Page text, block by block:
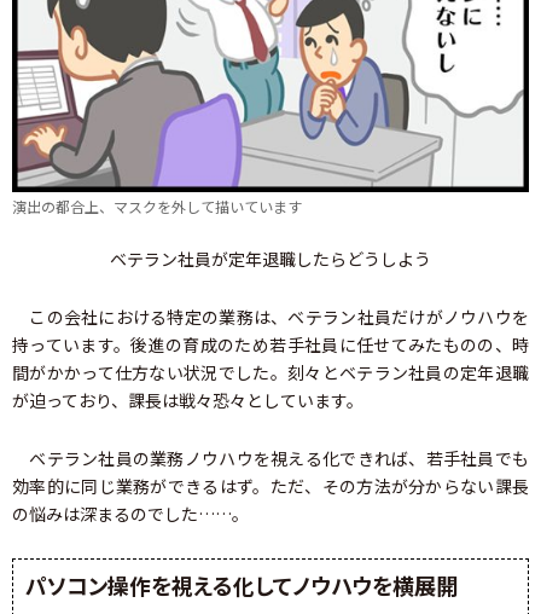
演出の都合上、マスクを外して描いています
ベテラン社員が定年退職したらどうしよう
この会社における特定の業務は、ベテラン社員だけがノウハウを
持っています。後進の育成のため若手社員に任せてみたものの、時
間がかかって仕方ない状況でした。刻々とベテラン社員の定年退職
が迫っており、課長は戦々恐々としています。
ベテラン社員の業務ノウハウを視える化できれば、若手社員でも
効率的に同じ業務ができるはず。ただ、その方法が分からない課長
の悩みは深まるのでした……。
パソコン操作を視える化してノウハウを横展開